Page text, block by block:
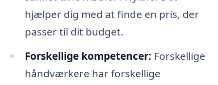
hjælper dig med at finde en pris, der
passer til dit budget.
Forskellige kompetencer: Forskellige
håndværkere har forskellige